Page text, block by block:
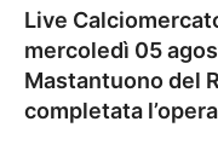
Live
mercoledì 05
Mastantuono del
completata